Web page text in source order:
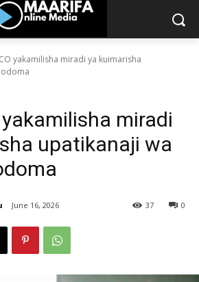
yakamilisha miradi ya kuimarisha
yakamilisha miradi
upatikanaji wa
June 16, 2026 0
37